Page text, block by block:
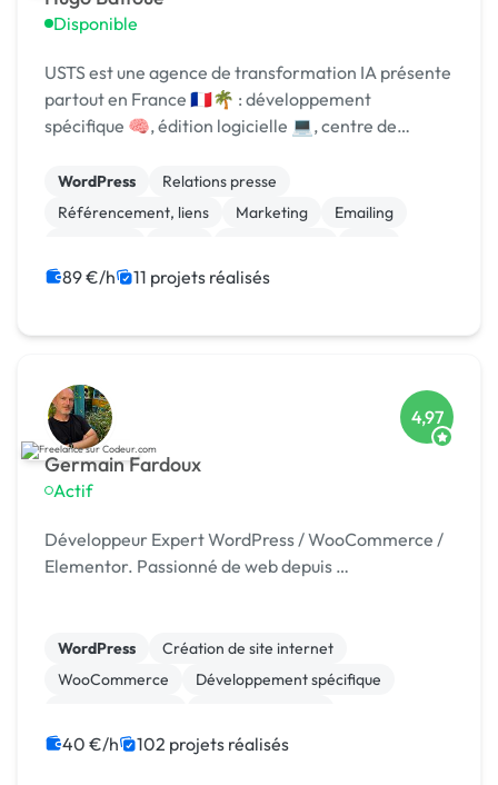
Disponible
USTS est une agence de transformation IA présente
partout en France 🇫🇷🌴 : développement
spécifique 🧠, édition logicielle 💻, centre de
MASQUÉE] 🏆 !
WordPress
Relations presse
Référencement, liens
Marketing
Emailing
Charte graphique
89 €/h 11 projets réalisés
Germain Fardoux
Actif
4,97
Développeur Expert WordPress / WooCommerce /
Elementor. Passionné de web depuis …
WordPress
Création de site internet
WooCommerce
Développement spécifique
CSS, HTML, XML
Maintenance
40 €/h 102 projets réalisés